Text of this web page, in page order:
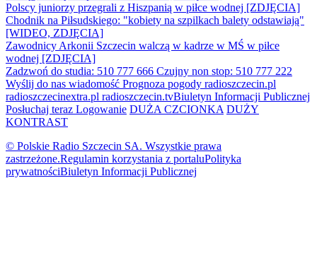
Polscy juniorzy przegrali z Hiszpanią w piłce wodnej [ZDJĘCIA]
Chodnik na Piłsudskiego: "kobiety na szpilkach balety odstawiają"
[WIDEO, ZDJĘCIA]
Zawodnicy Arkonii Szczecin walczą w kadrze w MŚ w piłce
wodnej [ZDJĘCIA]
Zadzwoń do studia: 510 777 666 Czujny non stop: 510 777 222
Wyślij do nas wiadomość Prognoza pogody radioszczecin.pl
radioszczecinextra.pl radioszczecin.tvBiuletyn Informacji Publicznej
Posłuchaj teraz Logowanie DUŻA CZCIONKA DUŻY
KONTRAST
© Polskie Radio Szczecin SA. Wszystkie prawa
zastrzeżone.Regulamin korzystania z portaluPolityka
prywatnościBiuletyn Informacji Publicznej